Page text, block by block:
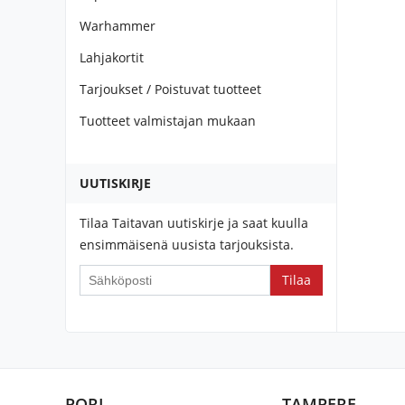
Warhammer
Lahjakortit
Tarjoukset / Poistuvat tuotteet
Tuotteet valmistajan mukaan
UUTISKIRJE
Tilaa Taitavan uutiskirje ja saat kuulla
ensimmäisenä uusista tarjouksista.
you